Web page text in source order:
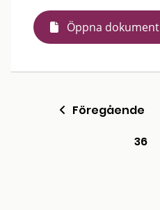
Öppna dokument
Föregående
36